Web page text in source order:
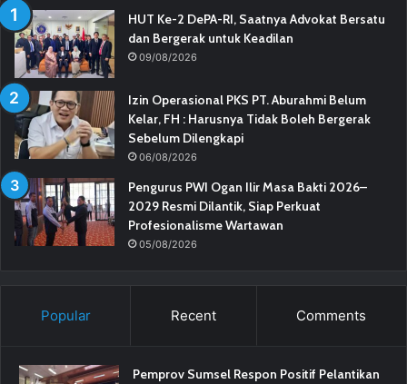
HUT Ke-2 DePA-RI, Saatnya Advokat Bersatu
dan Bergerak untuk Keadilan
09/08/2026
Izin Operasional PKS PT. Aburahmi Belum
Kelar, FH : Harusnya Tidak Boleh Bergerak
Sebelum Dilengkapi
06/08/2026
Pengurus PWI Ogan Ilir Masa Bakti 2026–
2029 Resmi Dilantik, Siap Perkuat
Profesionalisme Wartawan
05/08/2026
Popular Recent Comments
Pemprov Sumsel Respon Positif Pelantikan